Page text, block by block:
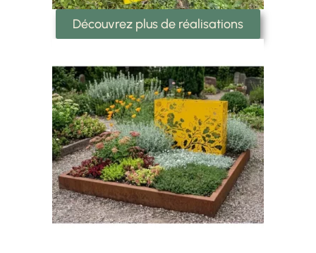
Découvrez plus de réalisations